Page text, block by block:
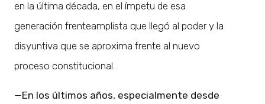
en la última década, en el ímpetu de esa
generación frenteamplista que llegó al poder y la
disyuntiva que se aproxima frente al nuevo
proceso constitucional.
—En los últimos años, especialmente desde